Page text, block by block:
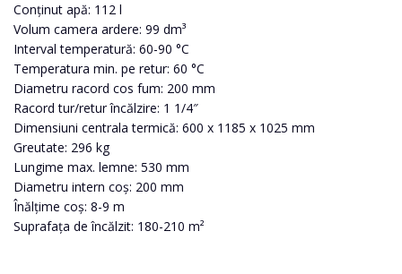
Conținut apă: 112 l
Volum camera ardere: 99 dm³
Interval temperatură: 60-90 °C
Temperatura min. pe retur: 60 °C
Diametru racord cos fum: 200 mm
Racord tur/retur încălzire: 1 1/4″
Dimensiuni centrala termică: 600 x 1185 x 1025 mm
Greutate: 296 kg
Lungime max. lemne: 530 mm
Diametru intern coș: 200 mm
Înălțime coș: 8-9 m
Suprafața de încălzit: 180-210 m²